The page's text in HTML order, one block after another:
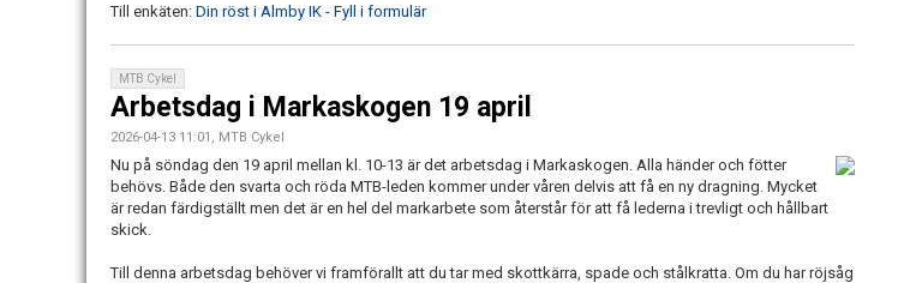
Till enkäten: Din röst i Almby IK - Fyll i formulär
MTB Cykel
Arbetsdag i Markaskogen 19 april
2026-04-13 11:01, MTB Cykel
Nu på söndag den 19 april mellan kl. 10-13 är det arbetsdag i Markaskogen. Alla händer och fötter
behövs. Både den svarta och röda MTB-leden kommer under våren delvis att få en ny dragning. Mycket
är redan färdigställt men det är en hel del markarbete som återstår för att få lederna i trevligt och hållbart
skick.
Till denna arbetsdag behöver vi framförallt att du tar med skottkärra, spade och stålkratta. Om du har röjsåg